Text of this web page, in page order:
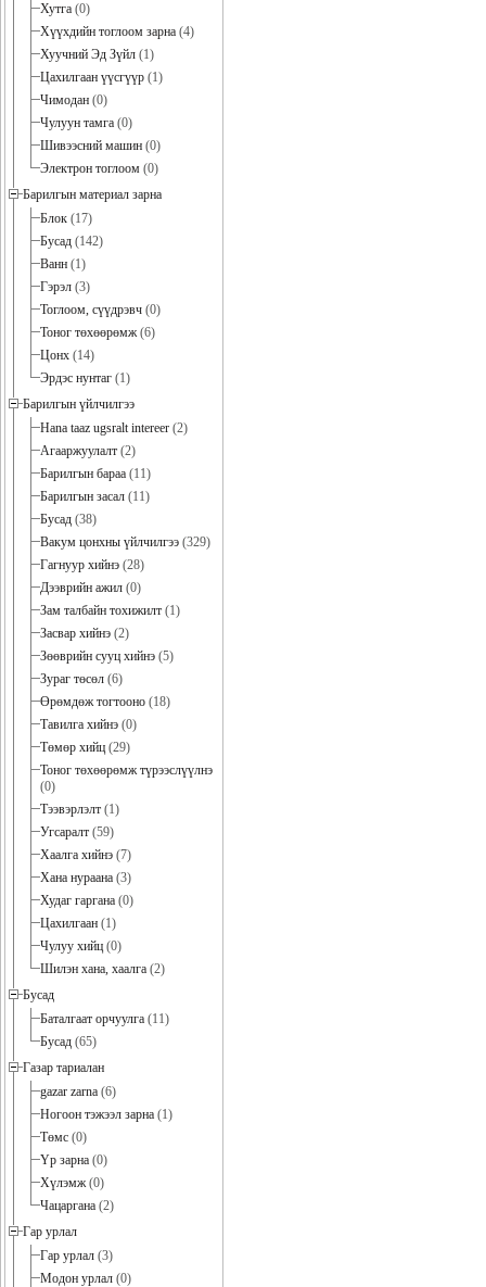
Хутга (0)
Хүүхдийн тоглоом зарна (4)
Хуучний Эд Зүйл (1)
Цахилгаан үүсгүүр (1)
Чимодан (0)
Чулуун тамга (0)
Шивээсний машин (0)
Электрон тоглоом (0)
Барилгын материал зарна
Блок (17)
Бусад (142)
Ванн (1)
Гэрэл (3)
Тоглоом, сүүдрэвч (0)
Тоног төхөөрөмж(6)
Цонх (14)
Эрдэс нунтаг (1)
Барилгын үйлчилгээ
Hana taaz ugsralt intereer (2)
Агааржуулалт (2)
Барилгын бараа (11)
Барилгын засал (11)
Бусад (38)
Вакум цонхны үйлчилгээ (329)
Гагнуур хийнэ (28)
Дээврийн ажил (0)
Зам талбайн тохижилт (1)
Засвар хийнэ (2)
Зөөврийн сууц хийнэ (5)
Зураг төсөл (6)
Өрөмдөж тогтооно (18)
Тавилга хийнэ (0)
Төмөр хийц (29)
Тоног төхөөрөмж түрээслүүлнэ
(0)
Тээвэрлэлт (1)
Угсаралт (59)
Хаалга хийнэ (7)
Хана нураана (3)
Худаг гаргана (0)
Цахилгаан (1)
Чулуу хийц (0)
Шилэн хана, хаалга (2)
Бусад
Баталгаат орчуулга (11)
Бусад (65)
Газар тариалан
gazar zarna (6)
Ногоон тэжээл зарна (1)
Төмс (0)
Үр зарна (0)
Хүлэмж(0)
Чацаргана (2)
Гар урлал
Гар урлал (3)
Модон урлал (0)